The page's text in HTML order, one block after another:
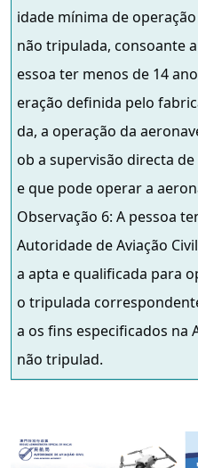
idade mínima de
não tripulada, consoante
essoa ter menos de 14
eração definida pelo
da, a operação da
ob a supervisão directa
e que pode operar a
Observação 6: A pessoa
Autoridade de Aviação
a apta e qualificada para
o tripulada
a os fins especificados na
não tripulad.